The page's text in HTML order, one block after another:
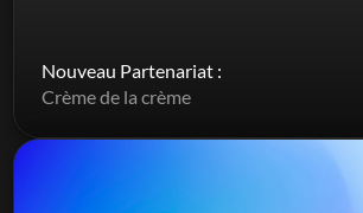
Nouveau Partenariat :
Crème de la crème